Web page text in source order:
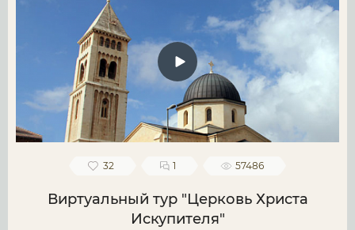
32 1 57486
Виртуальный тур "Церковь Христа
Искупителя"